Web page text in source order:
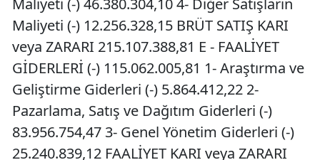
Maliyeti (-) 12.256.328,15 BRÜT SATIŞ KARI
veya ZARARI 215.107.388,81 E - FAALİYET
GİDERLERİ (-) 115.062.005,81 1- Araştırma ve
Geliştirme Giderleri (-) 5.864.412,22 2-
Pazarlama, Satış ve Dağıtım Giderleri (-)
83.956.754,47 3- Genel Yönetim Giderleri (-)
25.240.839,12 FAALİYET KARI veya ZARARI